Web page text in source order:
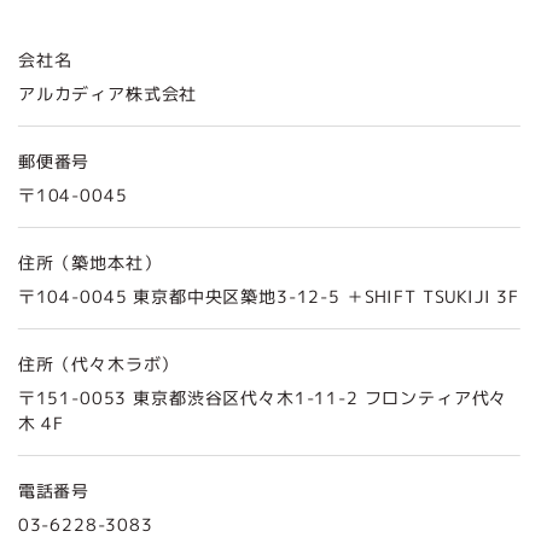
会社名
アルカディア株式会社
郵便番号
〒104-0045
住所（築地本社）
〒104-0045 東京都中央区築地3-12-5 ＋SHIFT TSUKIJI 3F
住所（代々木ラボ）
〒151-0053 東京都渋谷区代々木1-11-2 フロンティア代々
木 4F
電話番号
03-6228-3083